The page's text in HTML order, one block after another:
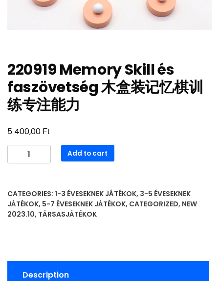
220919 Memory Skill és
faszövetség 木盒装记忆棋训
练专注能力
5 400,00 Ft
220919
Memory
faszövetség
木
盒
Add to cart
CATEGORIES: 1-3 ÉVESEKNEK JÁTÉKOK, 3-5 ÉVESEKNEK
JÁTÉKOK, 5-7 ÉVESEKNEK JÁTÉKOK, CATEGORIZED, NEW
2023.10, TÁRSASJÁTÉKOK
Description